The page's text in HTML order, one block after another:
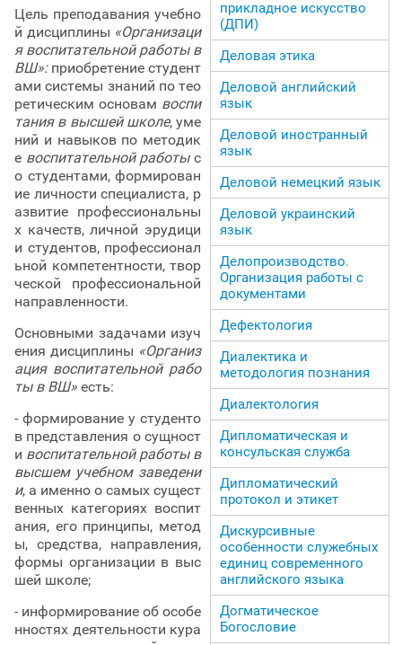
Цель преподавания учебно
й дисциплины «Организаци
я воспитательной работы в
ВШ»:приобретение студент
ами системы знаний по тео
ретическим основам воспи
тания в высшей школе, уме
ний и навыков по методик
е воспитательной работыс
о студентами, формирован
ие личности специалиста, р
азвитие профессиональны
х качеств, личной эрудици
и студентов, профессионал
ьной компетентности, твор
ческой профессиональной
направленности.
Основными задачами изуч
ения дисциплины «Организ
ация воспитательной рабо
ты в ВШ» есть:
- формирование у студенто
в представления о сущност
и воспитательной работы в
высшем учебном заведени
и, а именно о самых сущест
венных категориях воспит
ания, его принципы, метод
ы, средства, направления,
формы организации в выс
шей школе;
- информирование об особе
нностях деятельности кура
прикладное искусство
(ДПИ)
Деловая этика
Деловой английский
язык
Деловой иностранный
язык
Деловой немецкий язык
Деловой украинский
язык
Делопроизводство.
Организация работы с
документами
Дефектология
Диалектика и
методология познания
Диалектология
Дипломатическая и
консульская служба
Дипломатический
протокол и этикет
Дискурсивные
особенности служебных
единиц современного
английского языка
Догматическое
Богословие